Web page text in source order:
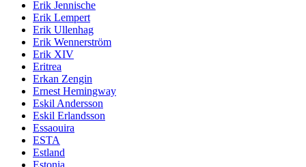
Erik Jennische
Erik Lempert
Erik Ullenhag
Erik Wennerström
Erik XIV
Eritrea
Erkan Zengin
Ernest Hemingway
Eskil Andersson
Eskil Erlandsson
Essaouira
ESTA
Estland
Estonia